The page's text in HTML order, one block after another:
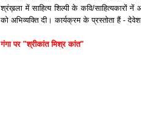
श्रंख़ला में साहित्य शिल्पी के कवि/साहित्यकारों
को अभिव्यक्ति दी। कार्यक्रम के प्रस्तोता हैं -
गंगा पर "श्रीकांत मिश्र कांत"